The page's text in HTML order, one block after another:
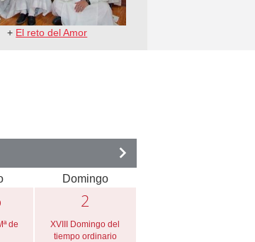
+ El reto del Amor
Domingo
de
2
XVIII Domingo del
tiempo ordinario